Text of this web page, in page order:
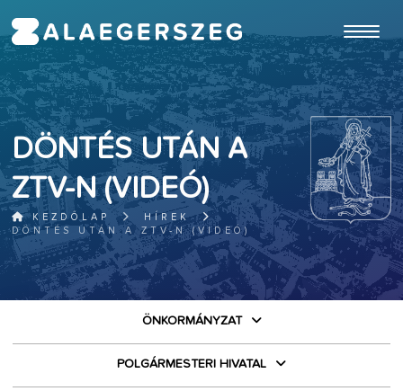
DÖNTÉS UTÁN A
ZTV-N (VIDEÓ)
KEZDŐLAP
HÍREK
DÖNTÉS UTÁN A ZTV-N (VIDEÓ)
ÖNKORMÁNYZAT
POLGÁRMESTERI HIVATAL